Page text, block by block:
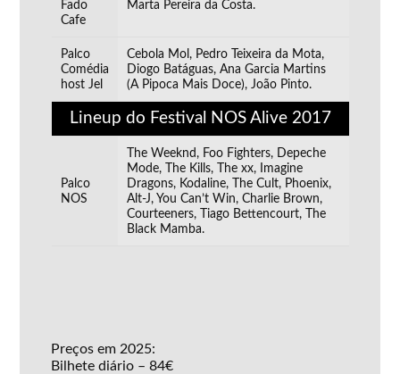
Fado
Cafe
Marta Pereira da Costa.
Palco
Comédia
host Jel
Cebola Mol, Pedro Teixeira da Mota,
Diogo Batáguas, Ana Garcia Martins
(A Pipoca Mais Doce), João Pinto.
Lineup do Festival NOS Alive 2017
Palco
NOS
The Weeknd, Foo Fighters, Depeche
Mode, The Kills, The xx, Imagine
Dragons, Kodaline, The Cult, Phoenix,
Alt-J, You Can’t Win, Charlie Brown,
Courteeners, Tiago Bettencourt, The
Black Mamba.
Preços em 2025:
Bilhete diário – 84€